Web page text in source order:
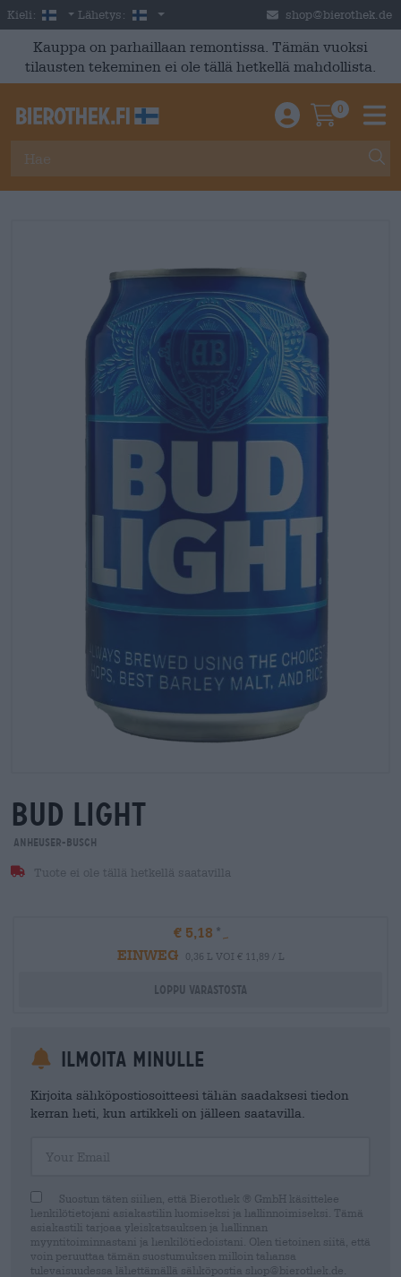
Skip to main content
Kieli: Finnish
Lähetys: Suomi shop@bierothek.de
Kauppa on parhaillaan remontissa. Tämän vuoksi
tilausten tekeminen ei ole tällä hetkellä mahdollista.
Einloggen /
0
bud light
Anheuser-Busch
Tuote ei ole tällä hetkellä saatavilla
€ 5,18
EINWEG
0,36 L VOI € 11,89 / L
Loppu varastosta
Ilmoita minulle
Kirjoita sähköpostiosoitteesi tähän saadaksesi tiedon
kerran heti, kun artikkeli on jälleen saatavilla.
Suostun täten siihen, että Bierothek ® GmbH käsittelee
henkilötietojani asiakastilin luomiseksi ja hallinnoimiseksi. Tämä
asiakastili tarjoaa yleiskatsauksen ja hallinnan
myyntitoiminnastani ja henkilötiedoistani. Olen tietoinen siitä, että
voin peruuttaa tämän suostumuksen milloin tahansa
tulevaisuudessa lähettämällä sähköpostia shop@bierothek.de.